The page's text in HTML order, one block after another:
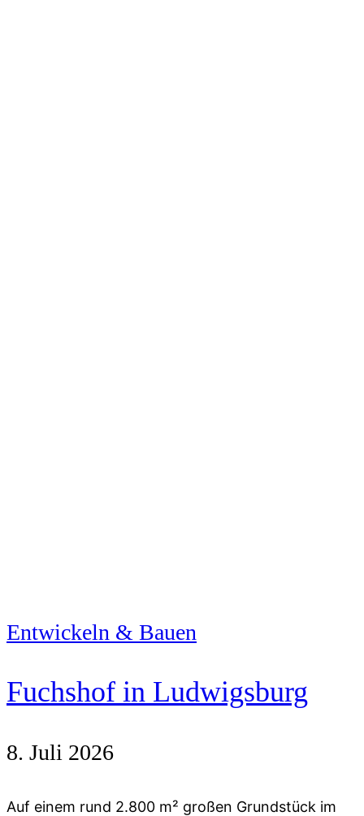
Entwickeln & Bauen
Fuchshof in Ludwigsburg
8. Juli 2026
Auf einem rund 2.800 m² großen Grundstück im